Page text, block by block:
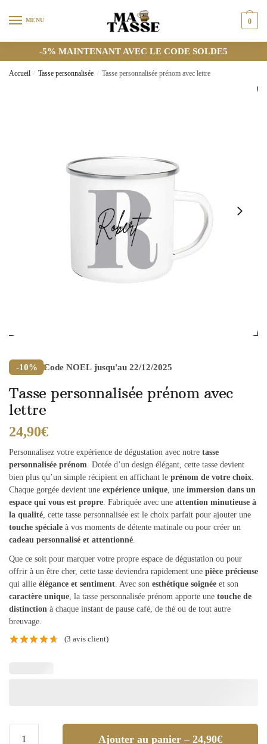
MENU 0
-5% MAINTENANT AVEC LE CODE SOLDE5
Accueil / Tasse personnalisée / Tasse personnalisée prénom avec lettre
-10% Code NOEL jusqu'au 22/12/2025
Tasse personnalisée prénom avec
lettre
24,90€
Personnalisez votre expérience de dégustation avec notre tasse
personnalisée prénom. Dotée d’un design élégant, cette tasse devient
bien plus qu’un simple récipient en affichant le prénom de votre choix.
Chaque gorgée devient une expérience unique, une immersion dans un
espace qui vous est propre. Fabriquée avec une attention minutieuse à
la qualité, cette tasse personnalisée est le choix parfait pour ajouter une
touche spéciale à vos moments de détente matinale ou pour créer un
cadeau personnalisé et attentionné.
Que ce soit pour marquer votre propre espace de dégustation ou pour
offrir à un être cher, cette tasse deviendra rapidement une pièce précieuse
qui allie élégance et sentiment. Avec son esthétique soignée et son
caractère unique, la tasse personnalisée prénom apporte une touche de
distinction à chaque instant de pause café, de thé ou de tout autre
breuvage.
(3 avis client)
Ajouter au panier – 24,90€